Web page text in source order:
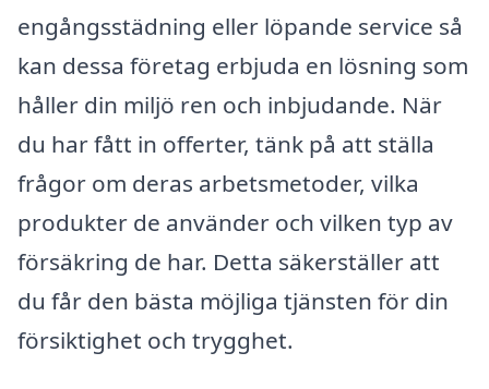
engångsstädning eller löpande service så
kan dessa företag erbjuda en lösning som
håller din miljö ren och inbjudande. När
du har fått in offerter, tänk på att ställa
frågor om deras arbetsmetoder, vilka
produkter de använder och vilken typ av
försäkring de har. Detta säkerställer att
du får den bästa möjliga tjänsten för din
försiktighet och trygghet.